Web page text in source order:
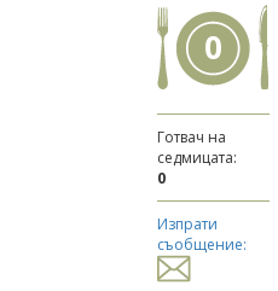
0
Готвач на
седмицата:
0
Изпрати
съобщение: